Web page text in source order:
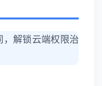
解锁云端权限治